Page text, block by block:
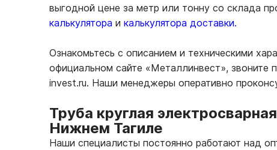
выгодной цене за метр или тонну со склада
калькулятора и калькулятора доставки.
Ознакомьтесь с описанием и техническими
официальном сайте «Металлинвест», звоните
invest.ru. Наши менеджеры оперативно
Труба круглая
Нижнем Тагиле
Наши специалисты постоянно работают над